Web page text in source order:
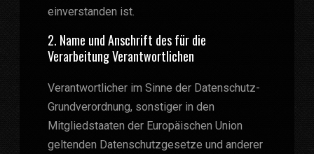
einverstanden ist.
2. Name und Anschrift des für die
Verarbeitung Verantwortlichen
Verantwortlicher im Sinne der Datenschutz-
Grundverordnung, sonstiger in den
Mitgliedstaaten der Europäischen Union
geltenden Datenschutzgesetze und anderer